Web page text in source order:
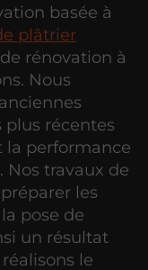
basée à
plâtrier
rénovation à
Nous
récentes
la performance
Nos travaux de
les
pose de
un résultat
le